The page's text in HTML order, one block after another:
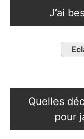
J’ai
Quelles
pour